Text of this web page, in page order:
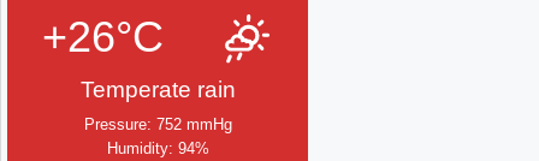
+26°C
Temperate rain
Pressure: 752 mmHg
Humidity: 94%